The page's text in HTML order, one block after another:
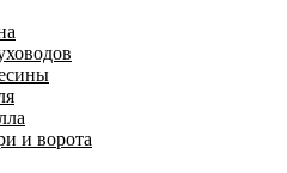
и ворота